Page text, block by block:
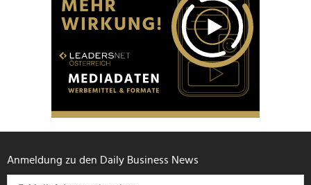
Anmeldung zu den Daily Business News